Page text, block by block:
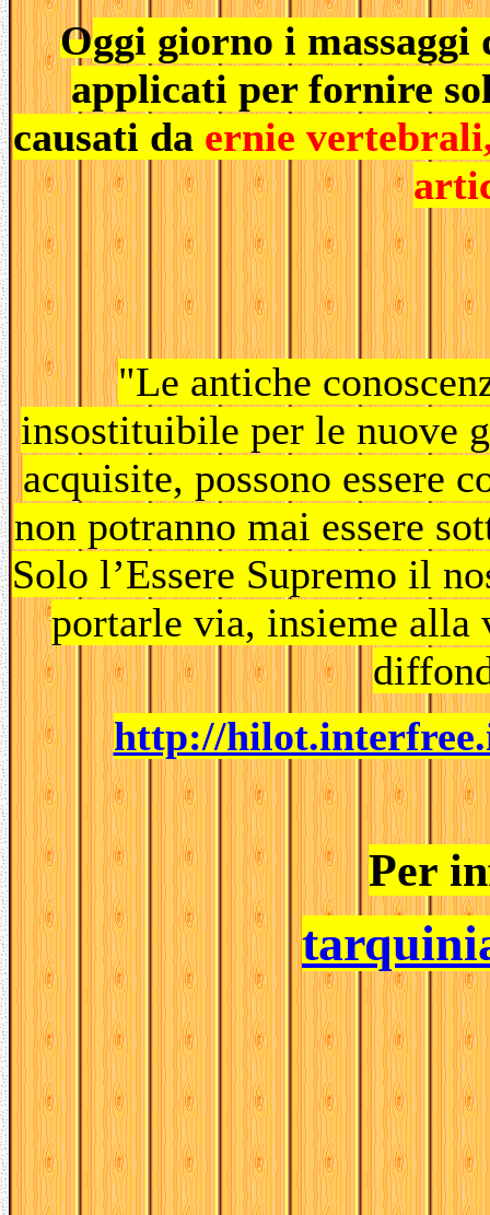
Oggi giorno i
applicati per fornire
causati da ernie
"Le antiche
insostituibile per le nuove
acquisite, possono essere
non potranno mai essere
Solo l’Essere Supremo il
portarle via, insieme alla
http://
Per